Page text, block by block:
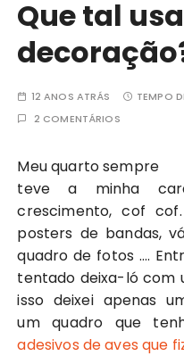
Que tal
12 ANOS ATRÁS TEMPO
2 COMENTÁRIOS
Meu quarto sempre
teve a minha
crescimento, cof
posters de bandas,
quadro de fotos ….
tentado deixa-ló com
isso deixei apenas
um quadro que
adesivos de aves que